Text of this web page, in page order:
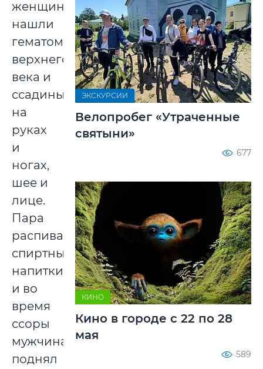
женщины
нашли
гематому
верхнего
века и
ссадины
на
руках
и
ногах,
шее и
лице.
Пара
распивала
спиртные
напитки
и во
время
ссоры
мужчина
поднял
ЭКСКУРСИИ
Велопробег «Утраченные
святыни»
677
КИНО
Кино в городе с 22 по 28
мая
589